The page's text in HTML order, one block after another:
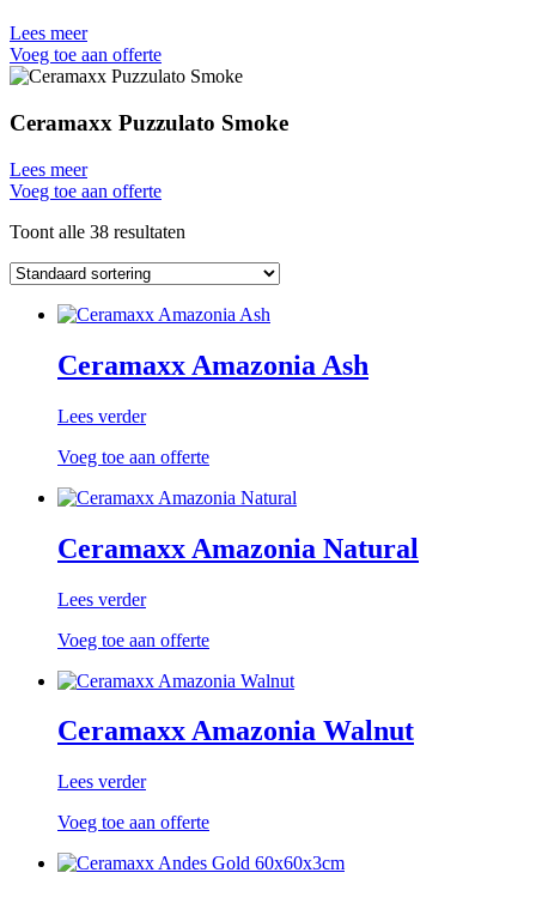
Lees meer
Voeg toe aan offerte
Ceramaxx Puzzulato Smoke
Lees meer
Voeg toe aan offerte
Toont alle 38 resultaten
Ceramaxx Amazonia Ash
Lees verder
Voeg toe aan offerte
Ceramaxx Amazonia Natural
Lees verder
Voeg toe aan offerte
Ceramaxx Amazonia Walnut
Lees verder
Voeg toe aan offerte